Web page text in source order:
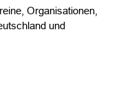
Organisationen,
und